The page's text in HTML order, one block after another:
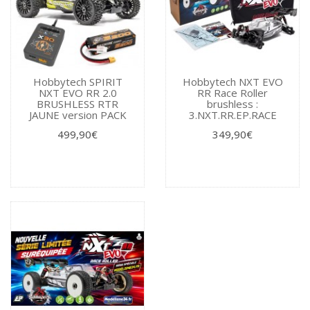
Hobbytech SPIRIT
NXT EVO RR 2.0
BRUSHLESS RTR
JAUNE version PACK
499,90€
Hobbytech NXT EVO
RR Race Roller
brushless :
3.NXT.RR.EP.RACE
349,90€